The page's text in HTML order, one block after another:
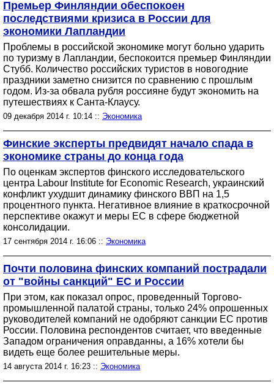
Премьер Финляндии обеспокоен
последствиями кризиса в России для
экономики Лапландии
Проблемы в российской экономике могут больно ударить
по туризму в Лапландии, беспокоится премьер Финляндии
Стубб. Количество российских туристов в новогодние
праздники заметно снизится по сравнению с прошлым
годом. Из-за обвала рубля россияне будут экономить на
путешествиях к Санта-Клаусу.
09 декабря 2014 г. 10:14 :: Экономика
Финские эксперты предвидят начало спада в
экономике страны до конца года
По оценкам экспертов финского исследовательского
центра Labour Institute for Economic Research, украинский
конфликт ухудшит динамику финского ВВП на 1,5
процентного пункта. Негативное влияние в краткосрочной
перспективе окажут и меры ЕС в сфере бюджетной
консолидации.
17 сентября 2014 г. 16:06 :: Экономика
Почти половина финских компаний пострадали
от "войны санкций" ЕС и России
При этом, как показал опрос, проведенный Торгово-
промышленной палатой страны, только 24% опрошенных
руководителей компаний не одобряют санкции ЕС против
России. Половина респондентов считает, что введенные
Западом ограничения оправданны, а 16% хотели бы
видеть еще более решительные меры.
14 августа 2014 г. 16:23 :: Экономика